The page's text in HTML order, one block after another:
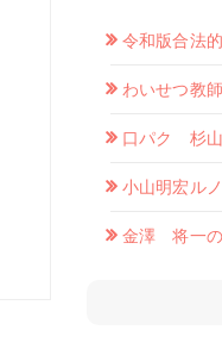
令和版合法
わいせつ教
口パク 杉
小山明宏ル
金澤 将一